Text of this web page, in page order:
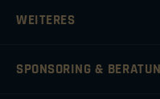
WEITERES
SPONSORING &